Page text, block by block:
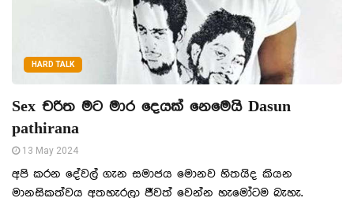
HARD TALK
Sex චරිත මට මාර දෙයක් නෙමෙයි Dasun
pathirana
13 May 2024
අපි කරන දේවල් ගැන සමාජය මොනව හිතයිද කියන
මානසිකත්වය අතහැරලා ජීවත් වෙන්න හැමෝටම බැහැ.